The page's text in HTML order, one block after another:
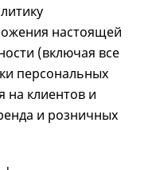
настоящей
(включая все
персональных
на клиентов и
и розничных